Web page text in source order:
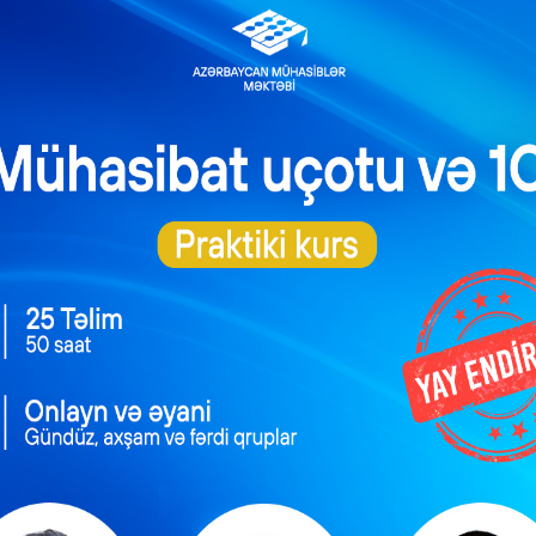
27-sindən bu iş
sahələrində
bərpa olunur
Karantin rejiminin
pozulmasına görə
cərimələr artırılır